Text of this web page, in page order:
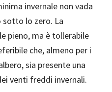
invernale non vada
sotto lo zero. La
pieno, ma è tollerabile
che, almeno per i
sia presente una
venti freddi invernali.